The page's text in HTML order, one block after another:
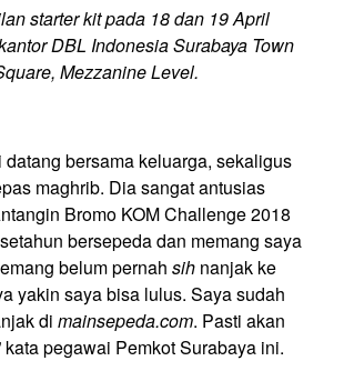
starter kit pada 18 dan 19 April
DBL Indonesia Surabaya Town
Mezzanine Level.
bersama keluarga, sekaligus
maghrib. Dia sangat antusias
Bromo KOM Challenge 2018
bersepeda dan memang saya
belum pernah sih nanjak ke
yakin saya bisa lulus. Saya sudah
di mainsepeda.com. Pasti akan
kata pegawai Pemkot Surabaya ini.